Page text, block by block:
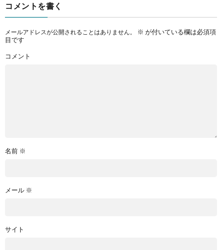
コメントを書く
メールアドレスが公開されることはありません。 ※ が付いている欄は必須項
目です
コメント
名前 ※
メール ※
サイト